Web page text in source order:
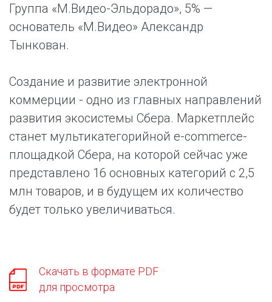
Группа «М.Видео-Эльдорадо», 5% —
основатель «М.Видео» Александр
Тынкован.
Создание и развитие электронной
коммерции - одно из главных направлений
развития экосистемы Сбера. Маркетплейс
станет мультикатегорийной e-commerce-
площадкой Сбера, на которой сейчас уже
представлено 16 основных категорий с 2,5
млн товаров, и в будущем их количество
будет только увеличиваться.
Скачать в формате PDF
для просмотра